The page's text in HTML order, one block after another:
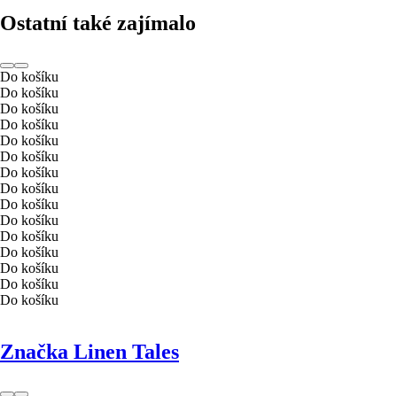
Ostatní také zajímalo
Do košíku
Do košíku
Do košíku
Do košíku
Do košíku
Do košíku
Do košíku
Do košíku
Do košíku
Do košíku
Do košíku
Do košíku
Do košíku
Do košíku
Do košíku
Značka Linen Tales